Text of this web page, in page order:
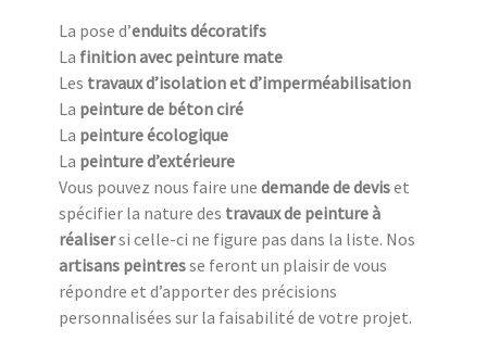
La pose d’enduits décoratifs
La finition avec peinture mate
Les travaux d’isolation et d’imperméabilisation
La peinture de béton ciré
La peinture écologique
La peinture d’extérieure
Vous pouvez nous faire une demande de deviset
spécifier la nature des travaux de peinture à
réalisersi celle-ci ne figure pas dans la liste. Nos
artisans peintresse feront un plaisir de vous
répondre et d’apporter des précisions
personnalisées sur la faisabilité de votre projet.